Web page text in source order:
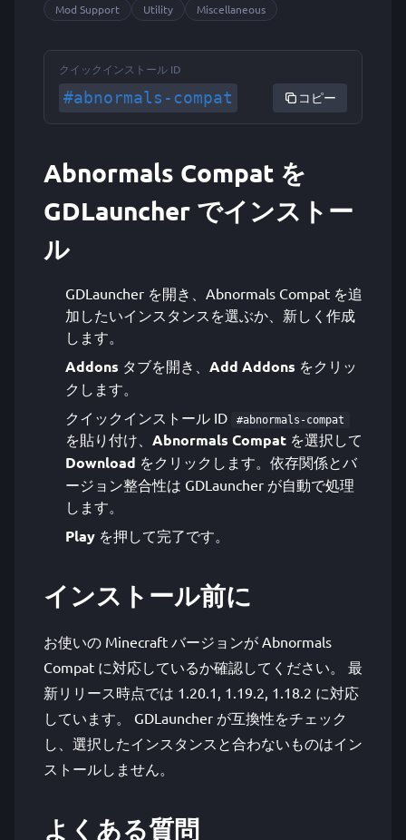
Mod Support Utility Miscellaneous
クイックインストール ID
#abnormals-compat コピー
Abnormals Compat を
GDLauncher でインストー
ル
GDLauncher を開き、Abnormals Compat を追
加したいインスタンスを選ぶか、新しく作成
します。
Addons タブを開き、 Add Addons をクリッ
クします。
クイックインストール ID
#abnormals-compat
を貼り付け、 Abnormals Compat を選択して
Download をクリックします。依存関係とバ
ージョン整合性は GDLauncher が自動で処理
します。
Play を押して完了です。
インストール前に
お使いの Minecraft バージョンが Abnormals
Compat に対応しているか確認してください。 最
新リリース時点では 1.20.1, 1.19.2, 1.18.2 に対応
しています。 GDLauncher が互換性をチェック
し、選択したインスタンスと合わないものはイン
ストールしません。
よくある質問